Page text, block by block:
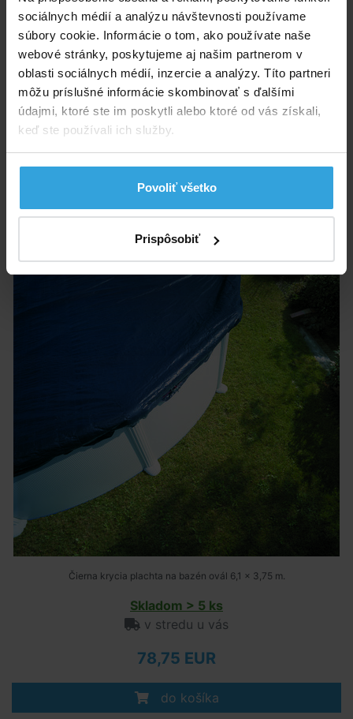
sociálnych médií a analýzu návštevnosti používame
súbory cookie. Informácie o tom, ako používate naše
webové stránky, poskytujeme aj našim partnerom v
oblasti sociálnych médií, inzercie a analýzy. Títo partneri
môžu príslušné informácie skombinovať s ďalšími
údajmi, ktoré ste im poskytli alebo ktoré od vás získali,
keď ste používali ich služby.
Povoliť všetko
Prispôsobiť
pružného lana na uchytenie okolo bazéna.
Hrúbka plachty 140 g/m2.
Parametry
Tvar:
Alternatívne produkty
GRE Krycia plachta na bazén 6,1 x 3,75 m
Čierna krycia plachta na bazén ovál 6,1 x 3,75 m.
Skladom > 5 ks
v stredu u vás
78,75 EUR
do košíka